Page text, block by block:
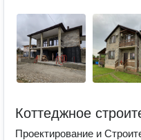
Коттеджное
Проектирование и